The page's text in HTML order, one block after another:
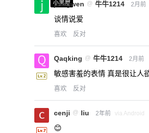
小黑屋
jiangwen @ 牛牛1214 2月前
谈情说爱
喜欢 反对
Qaqking @ 牛牛1214 2月前
敏感害羞的表情 真是很让人
喜欢 反对
cenji @ liu 2年前 via Android
😊